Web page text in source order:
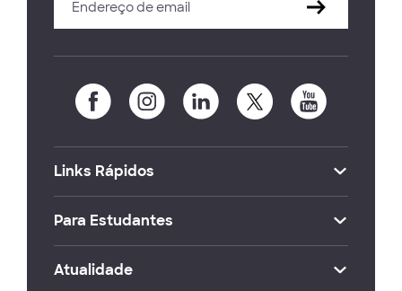
Links Rápidos
Para Estudantes
Atualidade